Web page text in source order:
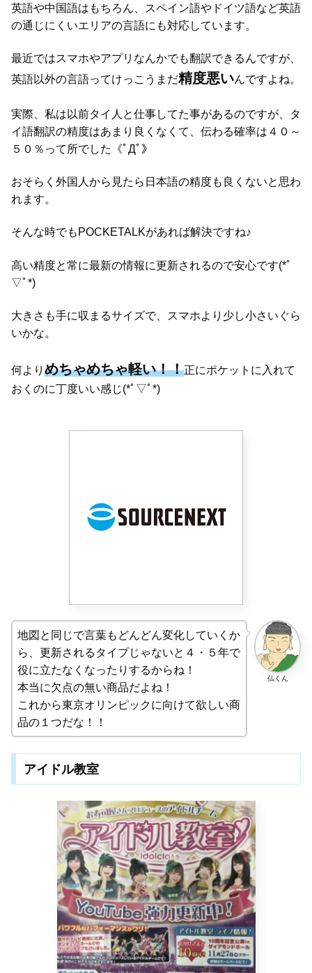
英語や中国語はもちろん、スペイン語やドイツ語など英語
の通じにくいエリアの言語にも対応しています。
最近ではスマホやアプリなんかでも翻訳できるんですが、
英語以外の言語ってけっこうまだ精度悪いんですよね。
実際、私は以前タイ人と仕事してた事があるのですが、タ
イ語翻訳の精度はあまり良くなくて、伝わる確率は４０～
５０％って所でした《ﾟДﾟ》
おそらく外国人から見たら日本語の精度も良くないと思わ
れます。
そんな時でもPOCKETALKがあれば解決ですね♪
高い精度と常に最新の情報に更新されるので安心です(*ﾟ
▽ﾟ*)
大きさも手に収まるサイズで、スマホより少し小さいぐら
いかな。
何より めちゃめちゃ軽い！！正にポケットに入れて
おくのに丁度いい感じ(*ﾟ▽ﾟ*)
仏くん
地図と同じで言葉もどんどん変化していくか
ら、更新されるタイプじゃないと４・５年で
役に立たなくなったりするからね！
本当に欠点の無い商品だよね！
これから東京オリンピックに向けて欲しい商
品の１つだな！！
アイドル教室